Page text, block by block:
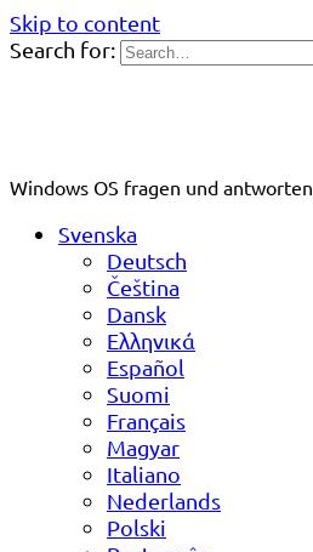
Skip to content
Search for:
Windows OS fragen und antworten
Svenska
Deutsch
Čeština
Dansk
Ελληνικά
Español
Suomi
Français
Magyar
Italiano
Nederlands
Polski